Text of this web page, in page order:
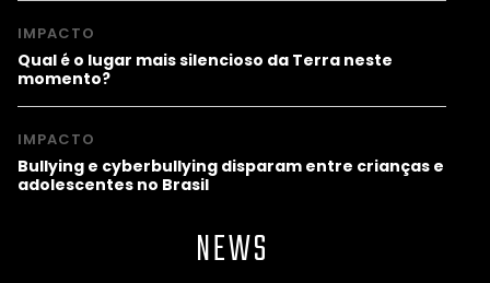
IMPACTO
Qual é o lugar mais silencioso da Terra neste
momento?
IMPACTO
Bullying e cyberbullying disparam entre crianças e
adolescentes no Brasil
NEWS